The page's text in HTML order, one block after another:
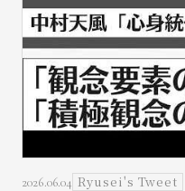
2026.06.04 Ryusei's Tweet